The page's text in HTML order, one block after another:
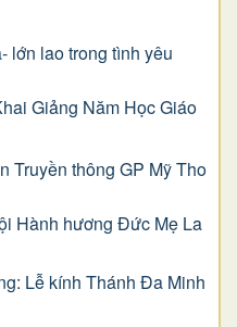
lớn lao trong tình yêu
Giảng Năm Học Giáo
Truyền thông GP Mỹ Tho
Hành hương Đức Mẹ La
Lễ kính Thánh Đa Minh